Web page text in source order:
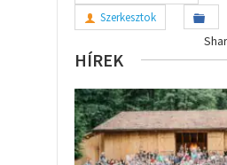
Szerkesztok
HÍREK